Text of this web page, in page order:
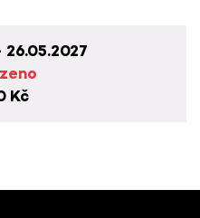
26.05.2027
Kč